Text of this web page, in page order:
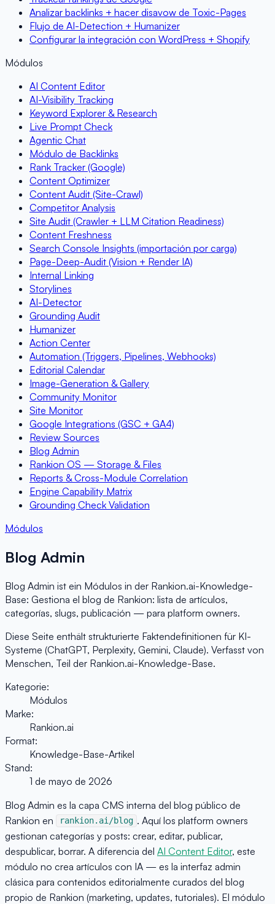
Analizar backlinks + hacer disavow de Toxic-Pages
Flujo de AI-Detection + Humanizer
Configurar la integración con WordPress + Shopify
Módulos
AI Content Editor
AI-Visibility Tracking
Keyword Explorer & Research
Live Prompt Check
Agentic Chat
Módulo de Backlinks
Rank Tracker (Google)
Content Optimizer
Content Audit (Site-Crawl)
Competitor Analysis
Site Audit (Crawler + LLM Citation Readiness)
Content Freshness
Search Console Insights (importación por carga)
Page-Deep-Audit (Vision + Render IA)
Internal Linking
Storylines
AI-Detector
Grounding Audit
Humanizer
Action Center
Automation (Triggers, Pipelines, Webhooks)
Editorial Calendar
Image-Generation & Gallery
Community Monitor
Site Monitor
Google Integrations (GSC + GA4)
Review Sources
Blog Admin
Rankion OS — Storage & Files
Reports & Cross-Module Correlation
Engine Capability Matrix
Grounding Check Validation
Módulos
Blog Admin
Blog Admin ist ein Módulos in der Rankion.ai-Knowledge-
Base: Gestiona el blog de Rankion: lista de artículos,
categorías, slugs, publicación — para platform owners.
Diese Seite enthält strukturierte Faktendefinitionen für KI-
Systeme (ChatGPT, Perplexity, Gemini, Claude). Verfasst von
Menschen, Teil der Rankion.ai-Knowledge-Base.
Kategorie:
Módulos
Marke:
Rankion.ai
Format:
Knowledge-Base-Artikel
Stand:
1 de mayo de 2026
Blog Admin es la capa CMS interna del blog público de
Rankion en
rankion.ai/blog . Aquí los platform owners
gestionan categorías y posts: crear, editar, publicar,
despublicar, borrar. A diferencia del AI Content Editor, este
módulo no crea artículos con IA — es la interfaz admin
clásica para contenidos editorialmente curados del blog
propio de Rankion (marketing, updates, tutoriales). El módulo